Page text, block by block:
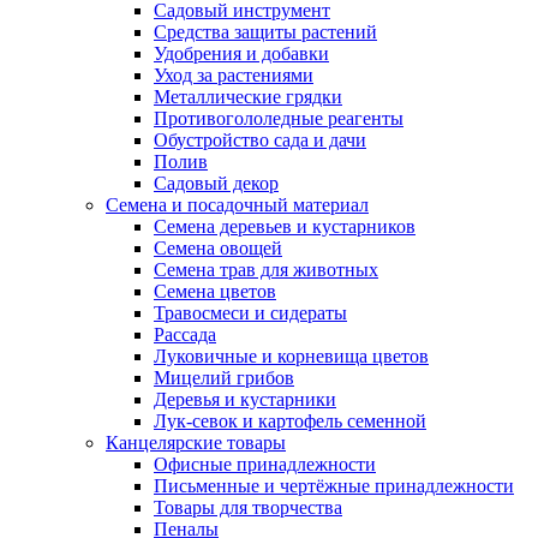
Садовый инструмент
Средства защиты растений
Удобрения и добавки
Уход за растениями
Металлические грядки
Противогололедные реагенты
Обустройство сада и дачи
Полив
Садовый декор
Семена и посадочный материал
Семена деревьев и кустарников
Семена овощей
Семена трав для животных
Семена цветов
Травосмеси и сидераты
Рассада
Луковичные и корневища цветов
Мицелий грибов
Деревья и кустарники
Лук-севок и картофель семенной
Канцелярские товары
Офисные принадлежности
Письменные и чертёжные принадлежности
Товары для творчества
Пеналы